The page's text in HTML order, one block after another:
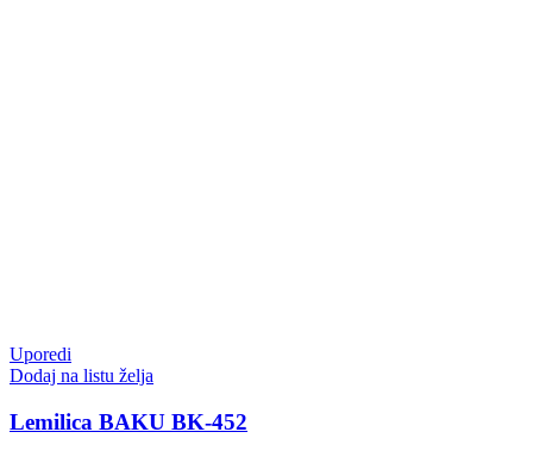
Uporedi
Dodaj na listu želja
Lemilica BAKU BK-452